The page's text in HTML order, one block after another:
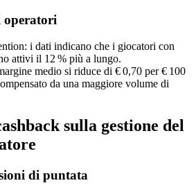
operatori
i dati indicano che i giocatori con
attivi il 12 % più a lungo.
medio si riduce di € 0,70 per € 100
da una maggiore volume di
sulla gestione del
di puntata